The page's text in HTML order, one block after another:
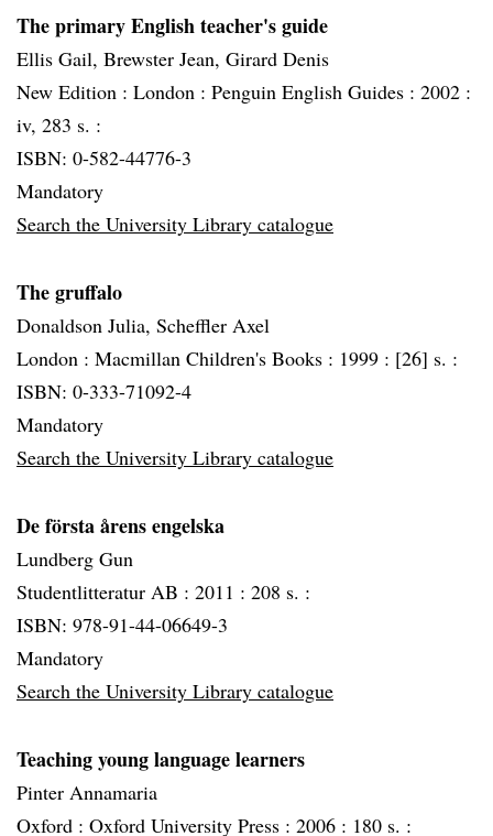
The primary English teacher's guide
Ellis Gail, Brewster Jean, Girard Denis
New Edition : London : Penguin English Guides : 2002 :
iv, 283 s. :
ISBN: 0-582-44776-3
Mandatory
Search the University Library catalogue
The gruffalo
Donaldson Julia, Scheffler Axel
London : Macmillan Children's Books : 1999 : [26] s. :
ISBN: 0-333-71092-4
Mandatory
Search the University Library catalogue
De första årens engelska
Lundberg Gun
Studentlitteratur AB : 2011 : 208 s. :
ISBN: 978-91-44-06649-3
Mandatory
Search the University Library catalogue
Teaching young language learners
Pinter Annamaria
Oxford : Oxford University Press : 2006 : 180 s. :